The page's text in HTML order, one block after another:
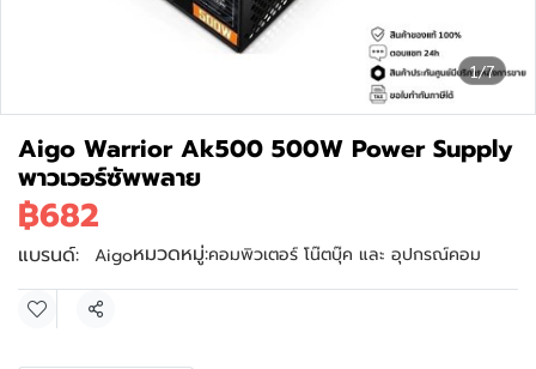
1/7
Aigo Warrior Ak500 500W Power Supply
พาวเวอร์ซัพพลาย
฿682
แบรนด์: Aigoหมวดหมู่:คอมพิวเตอร์ โน๊ตบุ๊ค และ อุปกรณ์คอม
แชร์